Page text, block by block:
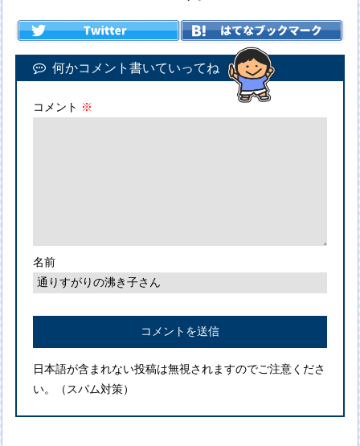
何かコメント書いていってね
コメント ※
名前
日本語が含まれない投稿は無視されますのでご注意くださ
い。（スパム対策）